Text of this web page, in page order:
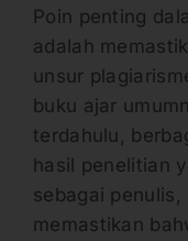
Poin penting
adalah
unsur
buku ajar
terdahulu,
hasil penelitian
sebagai
memastikan